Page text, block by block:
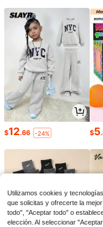
$12.66 -24% $5
Utilizamos cookies y
que solicitas y ofrecerte la
todo", "Aceptar todo" o
elección. Al seleccionar